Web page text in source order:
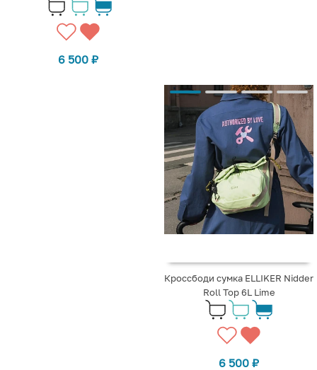
6 500 ₽
Кроссбоди сумка ELLIKER Nidder
Roll Top 6L Lime
6 500 ₽